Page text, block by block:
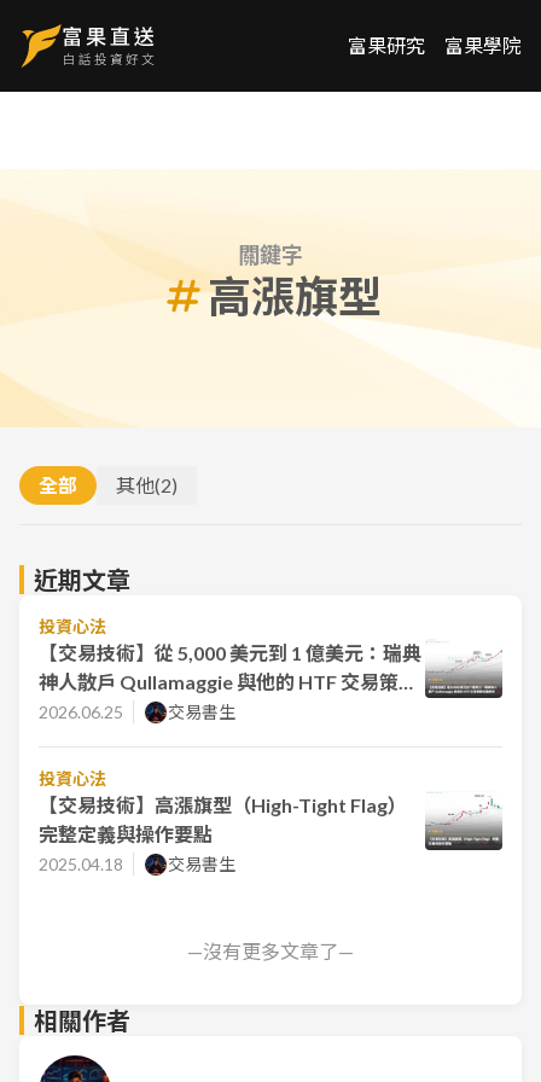
富果研究 富果學院
關鍵字
高漲旗型
全部 其他(2)
近期文章
投資心法
【交易技術】從 5,000 美元到 1 億美元：瑞典
神人散戶 Qullamaggie 與他的 HTF 交易策略
完整解析
2026.06.25 交易書生
投資心法
【交易技術】高漲旗型（High-Tight Flag）
完整定義與操作要點
2025.04.18 交易書生
—沒有更多文章了—
相關作者